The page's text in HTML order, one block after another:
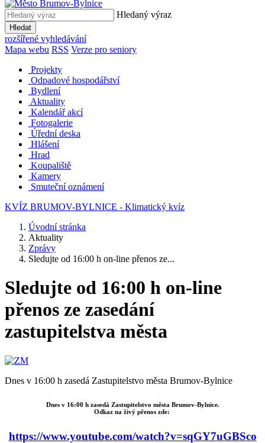
Hledaný výraz
Hledat
rozšířené vyhledávání
Mapa webu RSS Verze pro seniory
Projekty
Odpadové hospodářství
Bydlení
Aktuality
Kalendář akcí
Fotogalerie
Úřední deska
Hlášení
Hrad
Koupaliště
Kamery
Smuteční oznámení
KVÍZ BRUMOV-BYLNICE - Klimatický kvíz
Úvodní stránka
Aktuality
Zprávy
Sledujte od 16:00 h on-line přenos ze...
Sledujte od 16:00 h on-line
přenos ze zasedání
zastupitelstva města
Dnes v 16:00 h zasedá Zastupitelstvo města Brumov-Bylnice
Dnes v 16:00 h zasedá Zastupitelstvo města Brumov-Bylnice.
Odkaz na živý přenos zde:
https://www.youtube.com/watch?v=sqGY7uGBSco